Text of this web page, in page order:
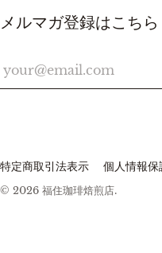
メルマガ登録はこちら
特定商取引法表示 個人情報保
© 2026 福住珈琲焙煎店.